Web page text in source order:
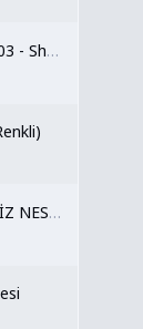
Çizgi Roman Dedektif Dizisi Sayı 03 - Sherlock Holmes Baskervillerin Köpeği (Tek Sayfa)
BAYAN AYNUR ve BAY BUYUR-AZİZ NESİN-34sayfa